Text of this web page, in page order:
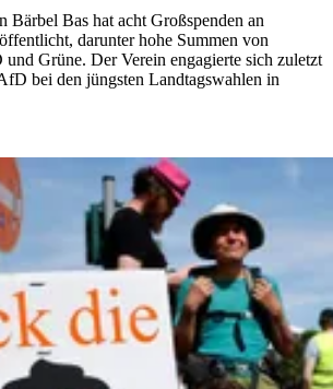
Bärbel Bas hat acht Großspenden an
darunter hohe Summen von
und Grüne. Der Verein engagierte sich zuletzt
bei den jüngsten Landtagswahlen in